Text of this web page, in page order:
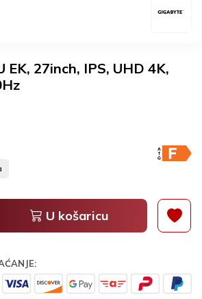
EK, 27inch, IPS, UHD 4K,
U košaricu